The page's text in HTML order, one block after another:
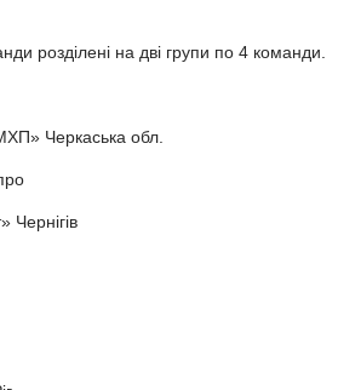
розділені на дві групи по 4 команди.
Черкаська обл.
Чернігів